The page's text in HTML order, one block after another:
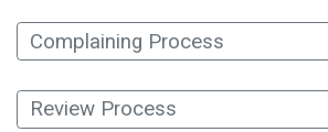
Complaining Process
Review Process